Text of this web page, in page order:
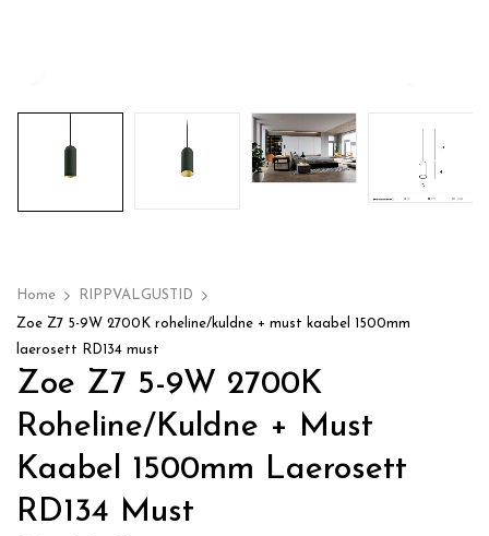
Home
RIPPVALGUSTID
Zoe Z7 5-9W 2700K roheline/kuldne + must kaabel 1500mm
laerosett RD134 must
Zoe Z7 5-9W 2700K
Roheline/kuldne + Must
Kaabel 1500mm Laerosett
RD134 Must